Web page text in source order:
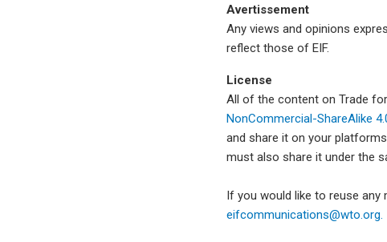
Avertissement
Any views and opinions
reflect those of EIF.
License
All of the content on Trade
NonCommercial-ShareAlike
and share it on your
must also share it under the
If you would like to reuse any
eifcommunications@wto.org.